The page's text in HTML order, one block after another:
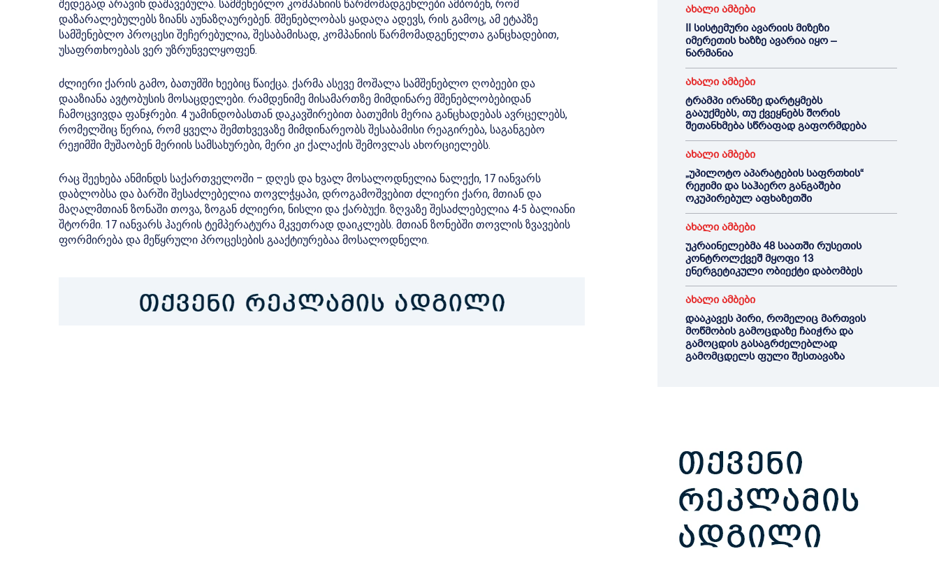
შედეგად არავინ დაშავებულა. სამშენებლო კომპანიის წარმომადგენლები ამბობენ, რომ
დაზარალებულებს ზიანს აუნაზღაურებენ. მშენებლობას ყადაღა ადევს, რის გამოც, ამ ეტაპზე
სამშენებლო პროცესი შეჩერებულია, შესაბამისად, კომპანიის წარმომადგენელთა განცხადებით,
უსაფრთხოებას ვერ უზრუნველყოფენ.
ძლიერი ქარის გამო, ბათუმში ხეებიც წაიქცა. ქარმა ასევე მოშალა სამშენებლო ღობეები და
დააზიანა ავტობუსის მოსაცდელები. რამდენიმე მისამართზე მიმდინარე მშენებლობებიდან
ჩამოცვივდა ფანჯრები. 4 უამინდობასთან დაკავშირებით ბათუმის მერია განცხადებას ავრცელებს,
რომელშიც წერია, რომ ყველა შემთხვევაზე მიმდინარეობს შესაბამისი რეაგირება, საგანგებო
რეჟიმში მუშაობენ მერიის სამსახურები, მერი კი ქალაქის შემოვლას ახორციელებს.
რაც შეეხება ანმინდს საქართველოში – დღეს და ხვალ მოსალოდნელია ნალექი, 17 იანვარს
დაბლობსა და ბარში შესაძლებელია თოვლჭყაპი, დროგამოშვებით ძლიერი ქარი, მთიან და
მაღალმთიან ზონაში თოვა, ზოგან ძლიერი, ნისლი და ქარბუქი. ზღვაზე შესაძლებელია 4-5 ბალიანი
შტორმი. 17 იანვარს ჰაერის ტემპერატურა მკვეთრად დაიკლებს. მთიან ზონებში თოვლის ზვავების
ფორმირება და მეწყრული პროცესების გააქტიურებაა მოსალოდნელი.
ახალი ამბები
II სისტემური ავარიის მიზეზი
იმერეთის ხაზზე ავარია იყო –
ნარმანია
ახალი ამბები
ტრამპი ირანზე დარტყმებს
გააუქმებს, თუ ქვეყნებს შორის
შეთანხმება სწრაფად გაფორმდება
ახალი ამბები
„უპილოტო აპარატების საფრთხის“
რეჟიმი და საჰაერო განგაშები
ოკუპირებულ აფხაზეთში
ახალი ამბები
უკრაინელებმა 48 საათში რუსეთის
კონტროლქვეშ მყოფი 13
ენერგეტიკული ობიექტი დაბომბეს
ახალი ამბები
დააკავეს პირი, რომელიც მართვის
მოწმობის გამოცდაზე ჩაიჭრა და
გამოცდის გასაგრძელებლად
გამომცდელს ფული შესთავაზა